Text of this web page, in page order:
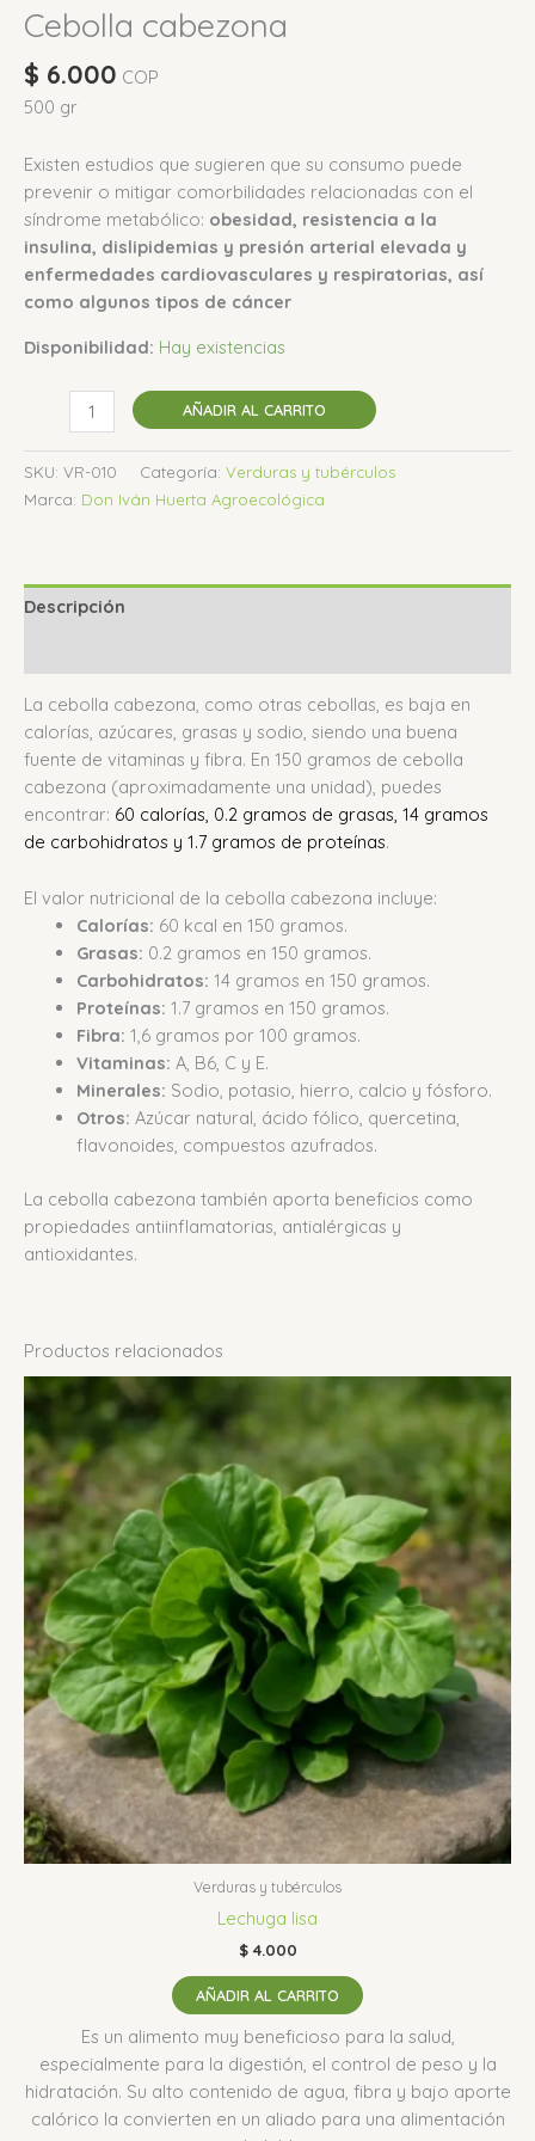
Cebolla cabezona
$ 6.000 COP
500 gr
Existen estudios que sugieren que su consumo puede
prevenir o mitigar comorbilidades relacionadas con el
síndrome metabólico: obesidad, resistencia a la
insulina, dislipidemias y presión arterial elevada y
enfermedades cardiovasculares y respiratorias, así
como algunos tipos de cáncer
Disponibilidad: Hay existencias
AÑADIR AL CARRITO
SKU: VR-010 Categoría: Verduras y tubérculos
Marca: Don Iván Huerta Agroecológica
Descripción
La cebolla cabezona, como otras cebollas, es baja en
calorías, azúcares, grasas y sodio, siendo una buena
fuente de vitaminas y fibra. En 150 gramos de cebolla
cabezona (aproximadamente una unidad), puedes
encontrar: 60 calorías, 0.2 gramos de grasas, 14 gramos
de carbohidratos y 1.7 gramos de proteínas.
El valor nutricional de la cebolla cabezona incluye:
Calorías: 60 kcal en 150 gramos.
Grasas: 0.2 gramos en 150 gramos.
Carbohidratos: 14 gramos en 150 gramos.
Proteínas: 1.7 gramos en 150 gramos.
Fibra: 1,6 gramos por 100 gramos.
Vitaminas: A, B6, C y E.
Minerales: Sodio, potasio, hierro, calcio y fósforo.
Otros: Azúcar natural, ácido fólico, quercetina,
flavonoides, compuestos azufrados.
La cebolla cabezona también aporta beneficios como
propiedades antiinflamatorias, antialérgicas y
antioxidantes.
Productos relacionados
Verduras y tubérculos
Lechuga lisa
$4.000
AÑADIR AL CARRITO
Es un alimento muy beneficioso para la salud,
especialmente para la digestión, el control de peso y la
hidratación. Su alto contenido de agua, fibra y bajo aporte
calórico la convierten en un aliado para una alimentación